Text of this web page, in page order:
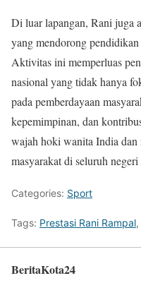
Di luar lapangan, Rani juga
yang mendorong
Aktivitas ini memperluas
nasional yang tidak hanya
pada pemberdayaan
kepemimpinan, dan
wajah hoki wanita India dan
masyarakat di seluruh negeri
Categories: Sport
Tags: Prestasi Rani Rampal,
BeritaKota24